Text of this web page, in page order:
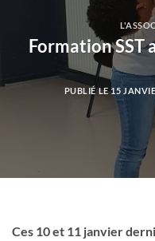
Formation SST
PUBLIÉ LE15
Ces 10 et 11 janvier